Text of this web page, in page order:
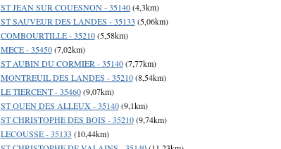
ST JEAN SUR COUESNON - 35140(4,3km)
ST SAUVEUR DES LANDES - 35133 (5,06km)
COMBOURTILLE - 35210(5,58km)
MECE - 35450(7,02km)
ST AUBIN DU CORMIER - 35140(7,77km)
MONTREUIL DES LANDES - 35210(8,54km)
LE TIERCENT - 35460(9,07km)
ST OUEN DES ALLEUX - 35140(9,1km)
ST CHRISTOPHE DES BOIS - 35210(9,74km)
LECOUSSE - 35133 (10,44km)